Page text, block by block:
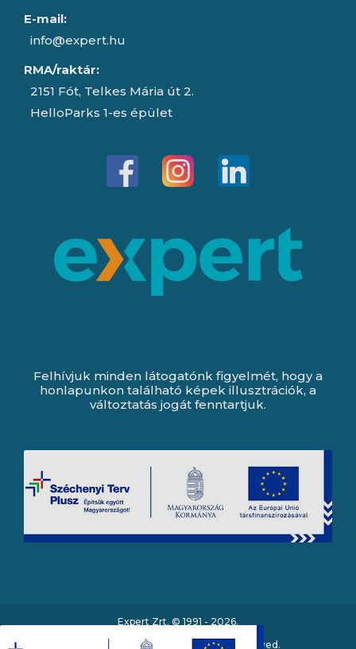
E-mail:
info@expert.hu
RMA/raktár:
2151 Fót, Telkes Mária út 2.
HelloParks 1-es épület
Felhívjuk minden látogatónk figyelmét, hogy a
honlapunkon található képek illusztrációk, a
változtatás jogát fenntartjuk.
Expert Zrt. © 1991 - 2026.
Minden jog fenntartva. All rights reserved.